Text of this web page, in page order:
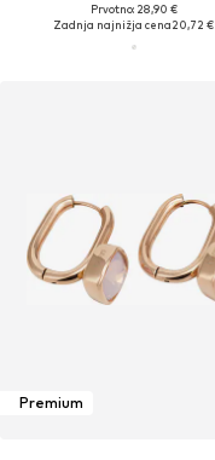
Prvotno: 28,90 €
Zadnja najnižja cena20,72 €
Premium